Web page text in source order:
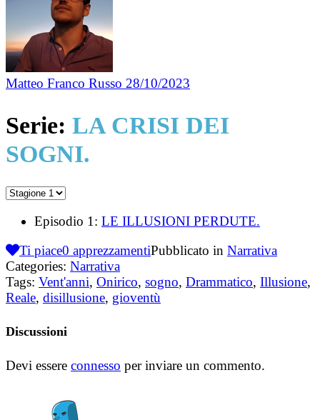
Matteo Franco Russo 28/10/2023
Serie: LA CRISI DEI
SOGNI.
Episodio 1: LE ILLUSIONI PERDUTE.
Ti piace0 apprezzamentiPubblicato in Narrativa
Categories: Narrativa
Tags: Vent'anni, Onirico, sogno, Drammatico, Illusione,
Reale, disillusione, gioventù
Discussioni
Devi essere connesso per inviare un commento.